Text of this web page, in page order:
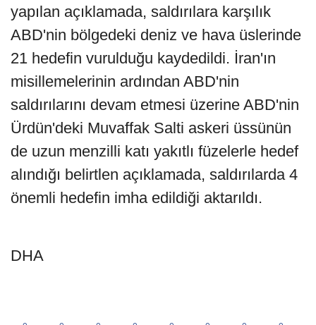
yapılan açıklamada, saldırılara karşılık
ABD'nin bölgedeki deniz ve hava üslerinde
21 hedefin vurulduğu kaydedildi. İran'ın
misillemelerinin ardından ABD'nin
saldırılarını devam etmesi üzerine ABD'nin
Ürdün'deki Muvaffak Salti askeri üssünün
de uzun menzilli katı yakıtlı füzelerle hedef
alındığı belirtlen açıklamada, saldırılarda 4
önemli hedefin imha edildiği aktarıldı.
DHA